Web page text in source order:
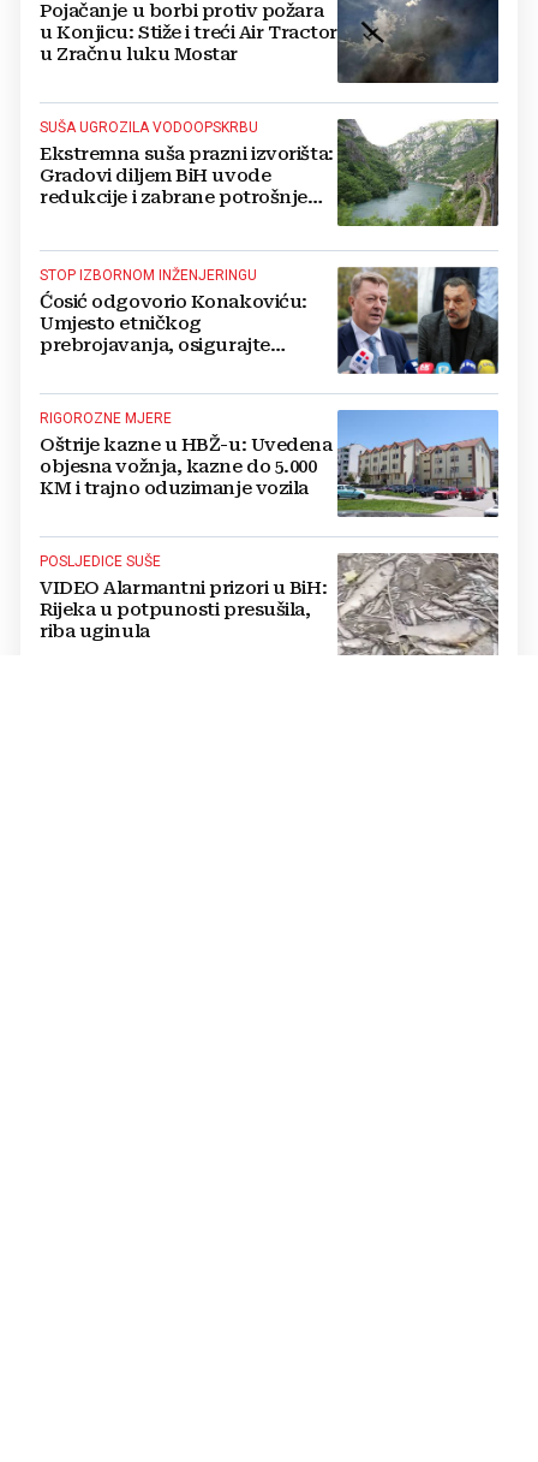
Pojačanje u borbi protiv požara
u Konjicu: Stiže i treći Air Tractor
u Zračnu luku Mostar
SUŠA UGROZILA VODOOPSKRBU
Ekstremna suša prazni izvorišta:
Gradovi diljem BiH uvode
redukcije i zabrane potrošnje
STOP IZBORNOM INŽENJERINGU
Ćosić odgovorio Konakoviću:
Umjesto etničkog
prebrojavanja, osigurajte
RIGOROZNE MJERE
Oštrije kazne u HBŽ-u: Uvedena
objesna vožnja, kazne do 5.000
KM i trajno oduzimanje vozila
POSLJEDICE SUŠE
VIDEO Alarmantni prizori u BiH:
Rijeka u potpunosti presušila,
riba uginula